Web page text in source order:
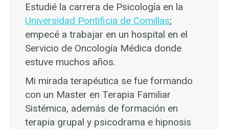
Estudié la carrera de Psicología en la
Universidad Pontificia de Comillas;
empecé a trabajar en un hospital en el
Servicio de Oncología Médica donde
estuve muchos años.
Mi mirada terapéutica se fue formando
con un Master en Terapia Familiar
Sistémica, además de formación en
terapia grupal y psicodrama e hipnosis